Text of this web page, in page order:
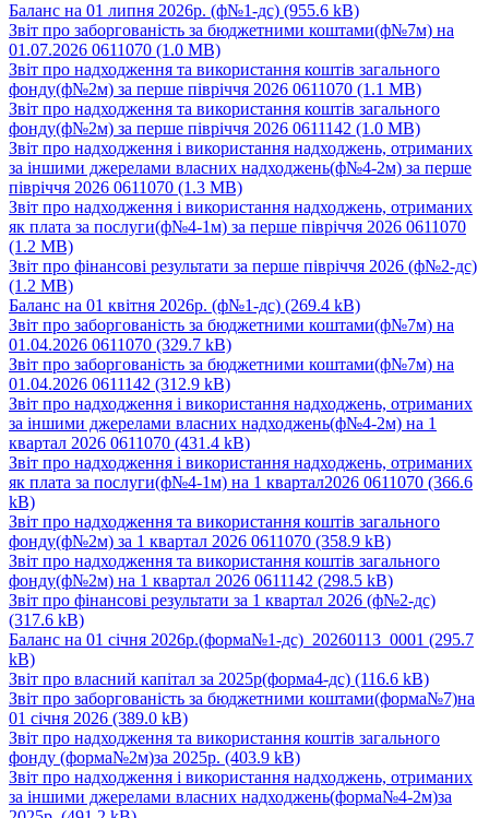
Баланс на 01 липня 2026р. (ф№1-дс) (955.6 kB)
Звіт про заборгованість за бюджетними коштами(ф№7м) на
01.07.2026 0611070 (1.0 MB)
Звіт про надходження та використання коштів загального
фонду(ф№2м) за перше півріччя 2026 0611070 (1.1 MB)
Звіт про надходження та використання коштів загального
фонду(ф№2м) за перше півріччя 2026 0611142 (1.0 MB)
Звіт про надходження і використання надходжень, отриманих
за іншими джерелами власних надходжень(ф№4-2м) за перше
півріччя 2026 0611070 (1.3 MB)
Звіт про надходження і використання надходжень, отриманих
як плата за послуги(ф№4-1м) за перше півріччя 2026 0611070
(1.2 MB)
Звіт про фінансові результати за перше півріччя 2026 (ф№2-дс)
(1.2 MB)
Баланс на 01 квітня 2026р. (ф№1-дс) (269.4 kB)
Звіт про заборгованість за бюджетними коштами(ф№7м) на
01.04.2026 0611070 (329.7 kB)
Звіт про заборгованість за бюджетними коштами(ф№7м) на
01.04.2026 0611142 (312.9 kB)
Звіт про надходження і використання надходжень, отриманих
за іншими джерелами власних надходжень(ф№4-2м) на 1
квартал 2026 0611070 (431.4 kB)
Звіт про надходження і використання надходжень, отриманих
як плата за послуги(ф№4-1м) на 1 квартал2026 0611070 (366.6
kB)
Звіт про надходження та використання коштів загального
фонду(ф№2м) за 1 квартал 2026 0611070 (358.9 kB)
Звіт про надходження та використання коштів загального
фонду(ф№2м) на 1 квартал 2026 0611142 (298.5 kB)
Звіт про фінансові результати за 1 квартал 2026 (ф№2-дс)
(317.6 kB)
Баланс на 01 січня 2026р.(форма№1-дс)_20260113_0001 (295.7
kB)
Звіт про власний капітал за 2025р(форма4-дс) (116.6 kB)
Звіт про заборгованість за бюджетними коштами(форма№7)на
01 січня 2026 (389.0 kB)
Звіт про надходження та використання коштів загального
фонду (форма№2м)за 2025р. (403.9 kB)
Звіт про надходження і використання надходжень, отриманих
за іншими джерелами власних надходжень(форма№4-2м)за